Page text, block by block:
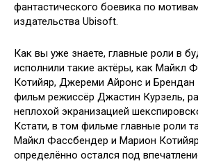
фантастического боевика по
издательства Ubisoft.
Как вы уже знаете, главные роли в
исполнили такие актёры, как Майкл
Котийяр, Джереми Айронс и Брендан
фильм режиссёр Джастин Курзель,
неплохой экранизацией
Кстати, в том фильме главные роли
Майкл Фассбендер и Марион
определённо остался под